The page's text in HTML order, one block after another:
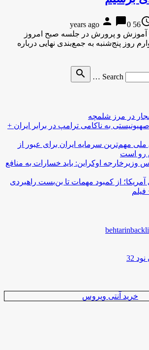
56 years ago
person chat_bubble0
آموزش و پرورش در جلسه صبح امروز
روز پنج‌شنبه به جمع‌بندی نهایی درباره
Search …
search
در مرز شلمچه
به ناکامی ترامپ در برابر ایران +
مهم‌ترین سرمایه ایران برای عبور از
رو است
وزیرخارجه اوکراین: باید خسارات به منافع
از کمبود مهمات تا بن‌بست راهبردی
فیلم
32
خرید آنتی ویروس